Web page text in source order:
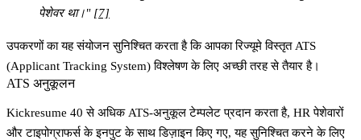
पेशेवर था।" [7]
उपकरणों का यह संयोजन सुनिश्चित करता है कि आपका रिज्यूमे विस्तृत ATS
(Applicant Tracking System) विश्लेषण के लिए अच्छी तरह से तैयार है।
ATS अनुकूलन
Kickresume 40 से अधिक ATS-अनुकूल टेम्पलेट प्रदान करता है, HR पेशेवारों
और टाइपोग्राफर्स के इनपुट के साथ डिज़ाइन किए गए, यह सुनिश्चित करने के लिए